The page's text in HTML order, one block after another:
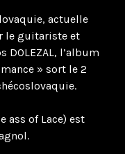
actuelle
le guitariste et
l’album
» sort le 2
ass of Lace) est